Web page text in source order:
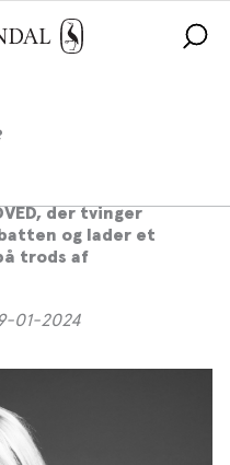
køn. Det er jeg
Despentes er aktuel
der tvinger
og lader et
trods af
01-2024